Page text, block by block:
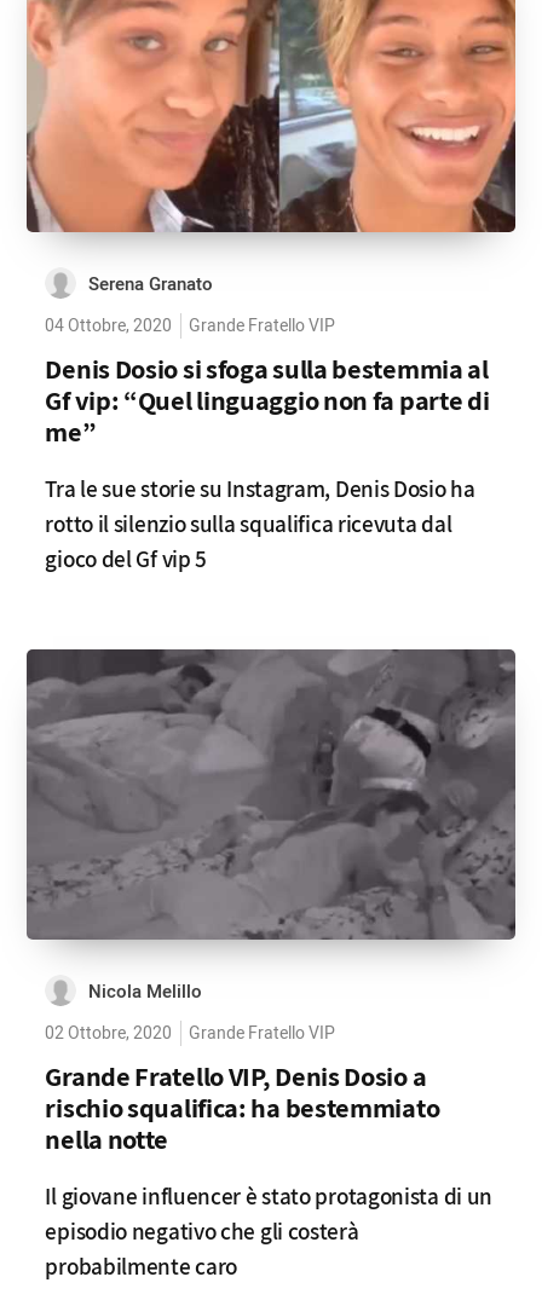
Serena Granato
04 Ottobre, 2020 Grande Fratello VIP
Denis Dosio si sfoga sulla bestemmia al
Gf vip: “Quel linguaggio non fa parte di
me”
Tra le sue storie su Instagram, Denis Dosio ha
rotto il silenzio sulla squalifica ricevuta dal
gioco del Gf vip 5
Nicola Melillo
02 Ottobre, 2020 Grande Fratello VIP
Grande Fratello VIP, Denis Dosio a
rischio squalifica: ha bestemmiato
nella notte
Il giovane influencer è stato protagonista di un
episodio negativo che gli costerà
probabilmente caro